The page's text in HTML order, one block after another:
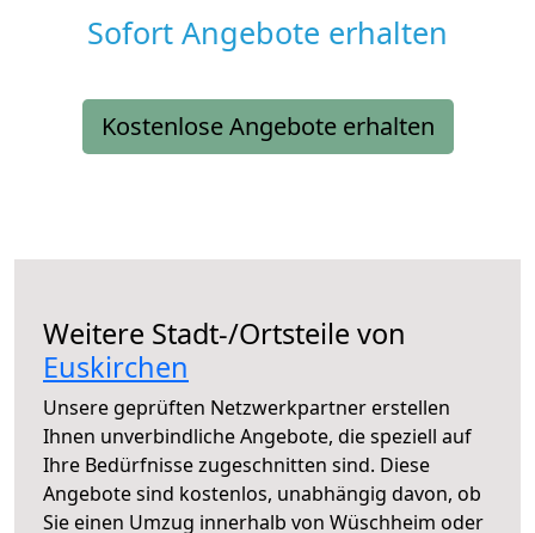
Sofort Angebote erhalten
Kostenlose Angebote erhalten
Weitere Stadt-/Ortsteile von
Euskirchen
Unsere geprüften Netzwerkpartner erstellen
Ihnen unverbindliche Angebote, die speziell auf
Ihre Bedürfnisse zugeschnitten sind. Diese
Angebote sind kostenlos, unabhängig davon, ob
Sie einen Umzug innerhalb von Wüschheim oder